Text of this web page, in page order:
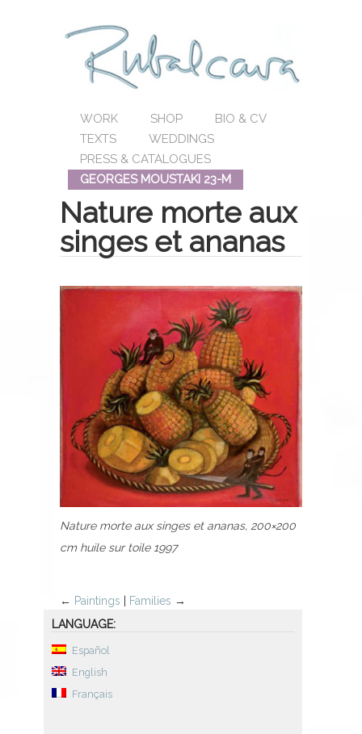
WORK SHOP
BIO & CV
TEXTS
WEDDINGS
PRESS & CATALOGUES
GEORGES MOUSTAKI 23-M
Nature morte aux
singes et ananas
Nature morte aux singes et ananas, 200×200
cm huile sur toile 1997
← Paintings Families →
LANGUAGE:
Español
English
Français